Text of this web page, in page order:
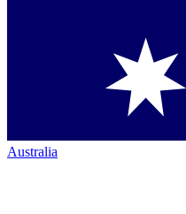
Australia